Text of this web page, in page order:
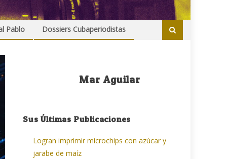
Pablo Dossiers Cubaperiodistas
Mar Aguilar
Sus Últimas Publicaciones
Logran imprimir microchips con azúcar y
jarabe de maíz